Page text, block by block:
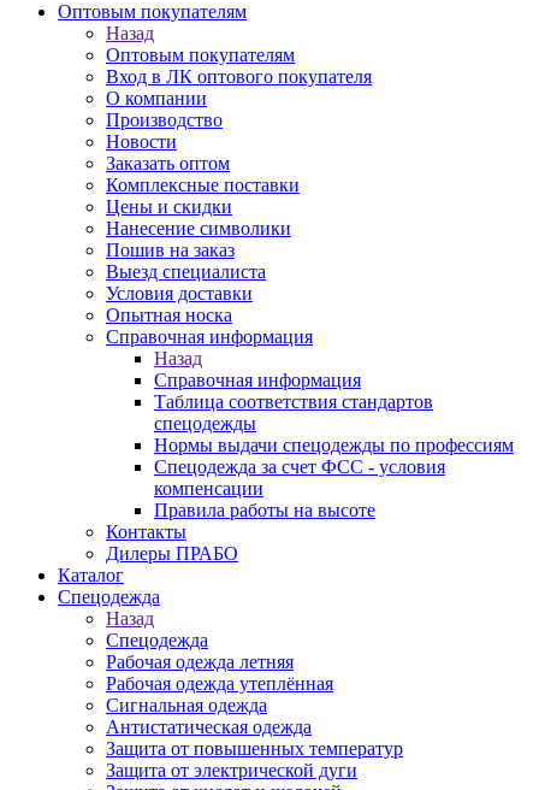
Оптовым покупателям
Назад
Оптовым покупателям
Вход в ЛК оптового покупателя
О компании
Производство
Новости
Заказать оптом
Комплексные поставки
Цены и скидки
Нанесение символики
Пошив на заказ
Выезд специалиста
Условия доставки
Опытная носка
Справочная информация
Назад
Справочная информация
Таблица соответствия стандартов
спецодежды
Нормы выдачи спецодежды по профессиям
Спецодежда за счет ФСС - условия
компенсации
Правила работы на высоте
Контакты
Дилеры ПРАБО
Каталог
Спецодежда
Назад
Спецодежда
Рабочая одежда летняя
Рабочая одежда утеплённая
Сигнальная одежда
Антистатическая одежда
Защита от повышенных температур
Защита от электрической дуги